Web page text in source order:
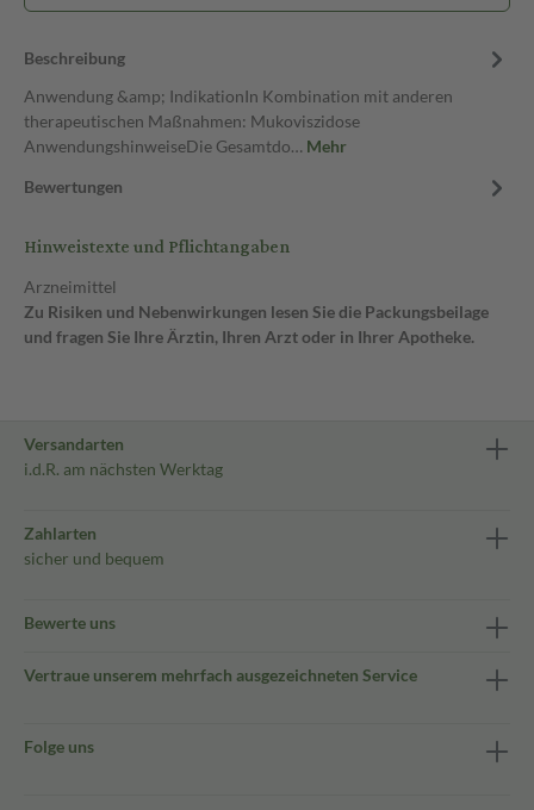
Beschreibung
Anwendung &amp; IndikationIn Kombination mit anderen
therapeutischen Maßnahmen: Mukoviszidose
AnwendungshinweiseDie Gesamtdo… Mehr
Bewertungen
Hinweistexte und Pflichtangaben
Arzneimittel
Zu Risiken und Nebenwirkungen lesen Sie die Packungsbeilage
und fragen Sie Ihre Ärztin, Ihren Arzt oder in Ihrer Apotheke.
Versandarten
i.d.R. am nächsten Werktag
Zahlarten
sicher und bequem
Bewerte uns
Vertraue unserem mehrfach ausgezeichneten Service
Folge uns